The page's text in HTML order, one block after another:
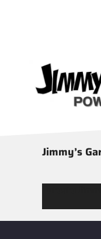
Jimmy’s